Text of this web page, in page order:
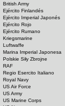
British Army
Ejército Finlandés
Ejército Imperial Japonés
Ejército Rojo
Ejército Rumano
Kriegsmarine
Luftwaffe
Marina Imperial Japonesa
Polskie Siły Zbrojne
RAF
Regio Esercito Italiano
Royal Navy
US Air Force
US Army
US Marine Corps